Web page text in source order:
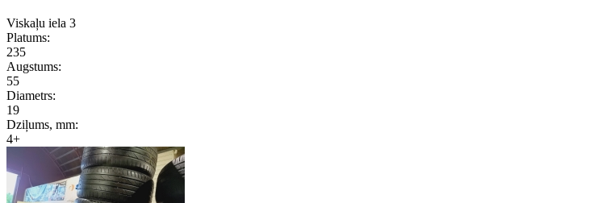
Viskaļu iela 3
Platums:
235
Augstums:
55
Diametrs:
19
Dziļums, mm:
4+